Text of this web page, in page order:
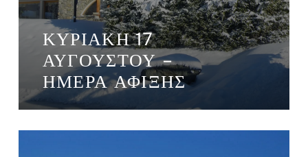
ΚΥΡΙΑΚΉ 17
ΑΥΓΟΎΣΤΟΥ –
ΗΜΈΡΑ ΆΦΙΞΗΣ